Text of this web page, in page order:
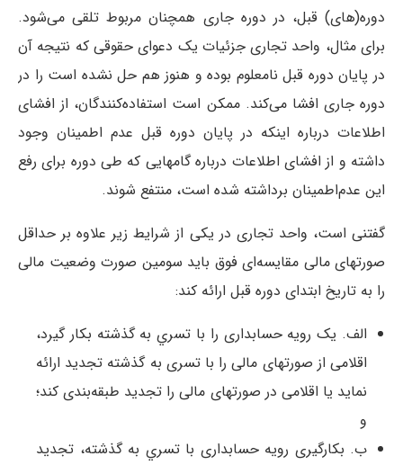
دوره(های) قبل، در دوره جاری همچنان مربوط تلقی می‌شود.
برای مثال، واحد تجاری جزئیات یک دعوای حقوقی که نتیجه آن
در پایان دوره قبل نامعلوم بوده و هنوز هم حل نشده است را در
دوره جاری افشا می‌کند. ممکن است استفاده‌کنندگان، از افشای
اطلاعات درباره اینکه در پایان دوره قبل عدم اطمینان وجود
داشته و از افشای اطلاعات درباره گامهایی که طی دوره برای رفع
این عدم‌اطمینان برداشته شده است، منتفع شوند.
گفتنی است، واحد تجاری در یکی از شرایط زیر علاوه بر حداقل
صورتهای مالی مقایسه‌ای فوق باید سومین صورت وضعیت مالی
را به تاریخ ابتدای دوره قبل ارائه کند:
الف. یک رويه حسابداری را با تسري به گذشته بكار گیرد،
اقلامی از صورتهای مالی را با تسری به گذشته تجدید ارائه
نماید یا اقلامی در صورتهای مالی را تجدید طبقه‌بندی کند؛
ب. بکارگیری رویه حسابداری با تسري به گذشته، تجدید